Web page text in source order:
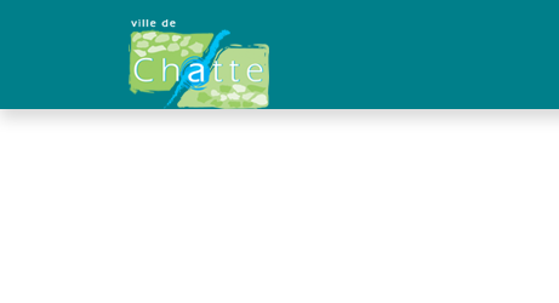
Panneau de gestion des cookies